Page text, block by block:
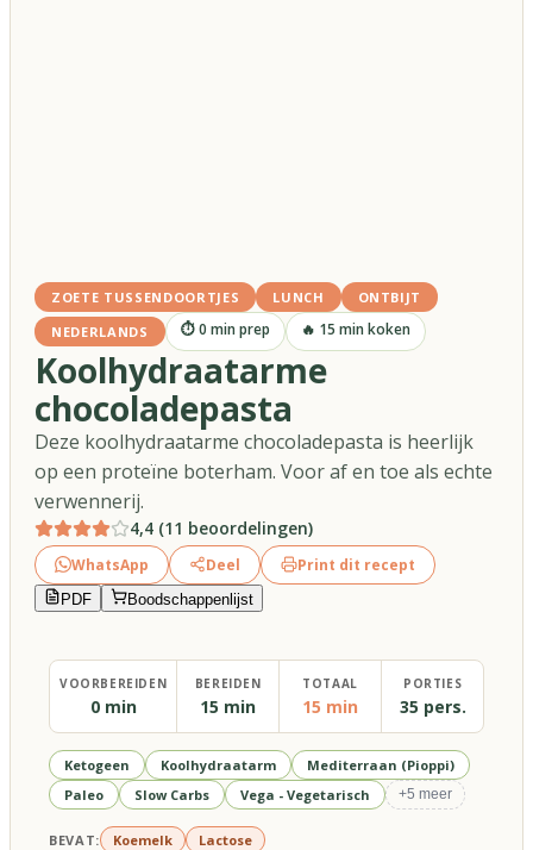
ZOETE TUSSENDOORTJES LUNCH
ONTBIJT
NEDERLANDS
⏱0 min prep 🔥 15 min koken
Koolhydraatarme
chocoladepasta
Deze koolhydraatarme chocoladepasta is heerlijk
op een proteïne boterham. Voor af en toe als echte
verwennerij.
4,4 (11 beoordelingen)
WhatsApp Deel Print dit recept
PDF Boodschappenlijst
VOORBEREIDEN
0 min
BEREIDEN
15 min
TOTAAL
15 min
PORTIES
35 pers.
Ketogeen Koolhydraatarm
Mediterraan (Pioppi)
Paleo
Slow Carbs Vega - Vegetarisch +5 meer
BEVAT: Koemelk Lactose